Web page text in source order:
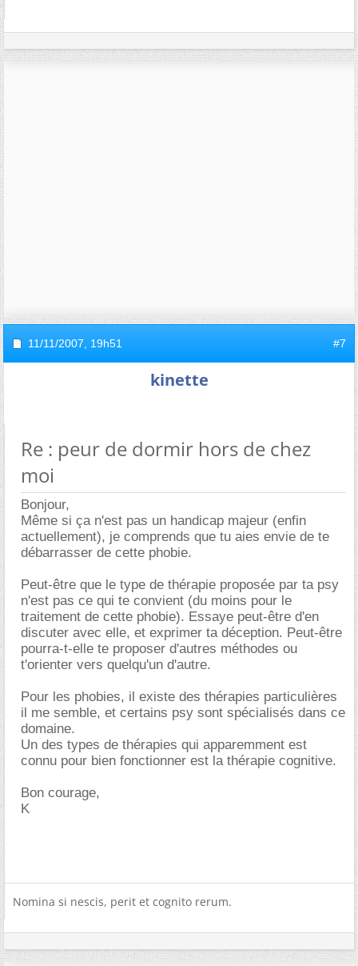
11/11/2007, 19h51 #7
kinette
Re : peur de dormir hors de chez
moi
Bonjour,
Même si ça n'est pas un handicap majeur (enfin
actuellement), je comprends que tu aies envie de te
débarrasser de cette phobie.
Peut-être que le type de thérapie proposée par ta psy
n'est pas ce qui te convient (du moins pour le
traitement de cette phobie). Essaye peut-être d'en
discuter avec elle, et exprimer ta déception. Peut-être
pourra-t-elle te proposer d'autres méthodes ou
t'orienter vers quelqu'un d'autre.
Pour les phobies, il existe des thérapies particulières
il me semble, et certains psy sont spécialisés dans ce
domaine.
Un des types de thérapies qui apparemment est
connu pour bien fonctionner est la thérapie cognitive.
Bon courage,
K
Nomina si nescis, perit et cognito rerum.